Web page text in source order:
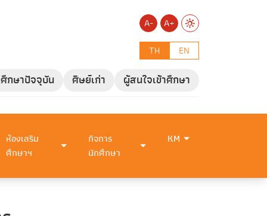
A-
A+
TH
EN
กษาปัจจุบัน ศิษย์เก่า ผู้สนใจเข้าศึกษา
ห้องเสริม
ศึกษาฯ
กิจการ
นักศึกษา
KM